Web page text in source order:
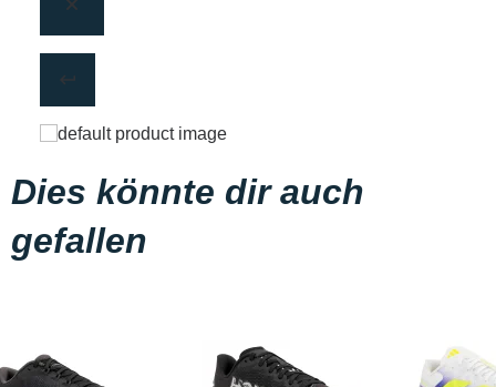
Dies könnte dir auch
gefallen